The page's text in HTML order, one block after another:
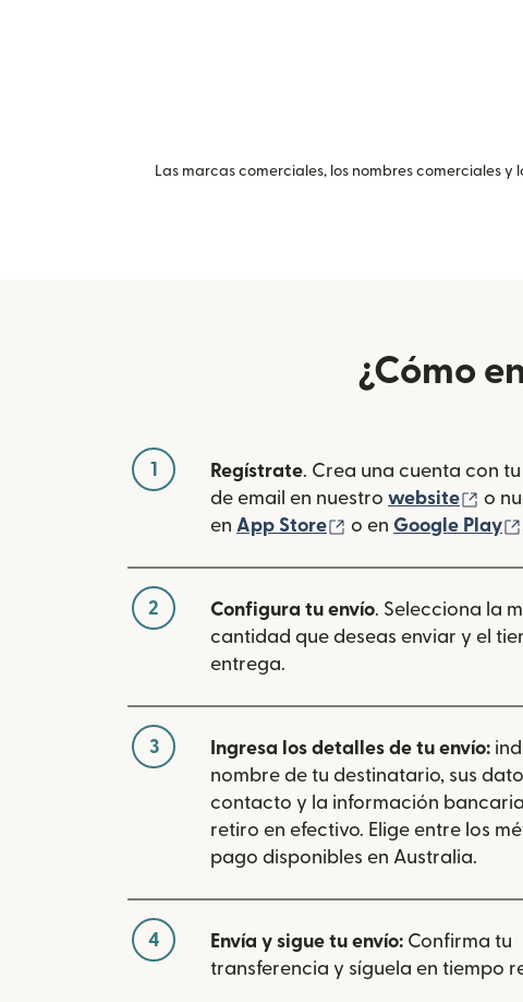
Las marcas comerciales, los nombres comerciales
¿Cómo
1 Regístrate. Crea una cuenta con
de email en nuestro website (se
o
en App Store (se abre en una
o en Google Play
2 Configura tu envío. Selecciona la
cantidad que deseas enviar y el
entrega.
3 Ingresa los detalles de tu envío:
nombre de tu destinatario, sus
contacto y la información
retiro en efectivo. Elige entre los
pago disponibles en Australia.
4 Envía y sigue tu envío: Confirma tu
transferencia y síguela en tiempo